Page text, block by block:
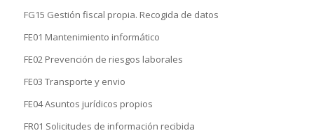
FG15 Gestión fiscal propia. Recogida de datos
FE01 Mantenimiento informático
FE02 Prevención de riesgos laborales
FE03 Transporte y envio
FE04 Asuntos jurídicos propios
FR01 Solicitudes de información recibida